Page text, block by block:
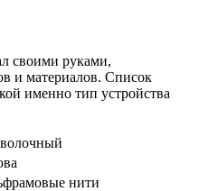
своими руками,
и материалов. Список
именно тип устройства
нити